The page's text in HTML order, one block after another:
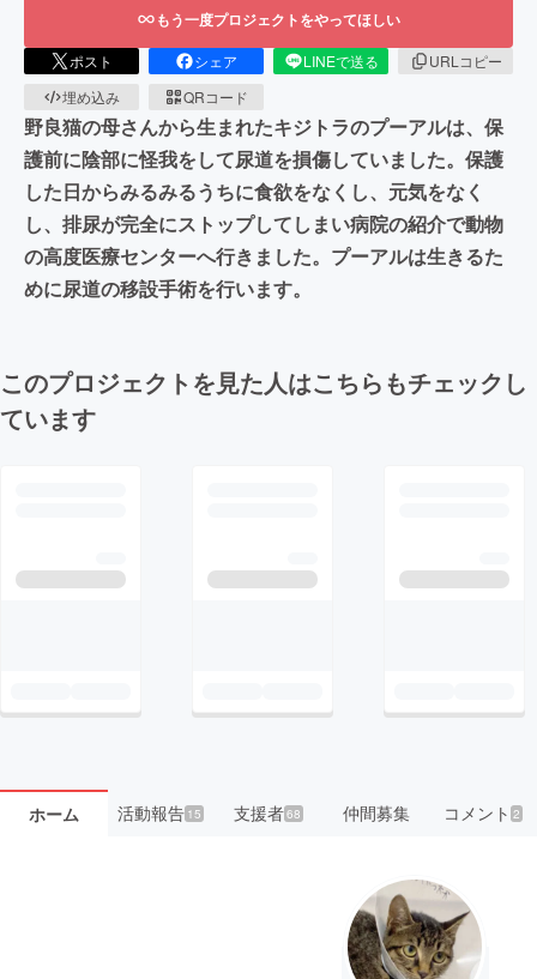
もう一度プロジェクトをやってほしい
ポスト シェア LINEで送る
URLコピー
埋め込み
QRコード
野良猫の母さんから生まれたキジトラのプーアルは、保
護前に陰部に怪我をして尿道を損傷していました。保護
した日からみるみるうちに食欲をなくし、元気をなく
し、排尿が完全にストップしてしまい病院の紹介で動物
の高度医療センターへ行きました。プーアルは生きるた
めに尿道の移設手術を行います。
このプロジェクトを見た人はこちらもチェックし
ています
ホーム 活動報告15 支援者68 仲間募集 コメント 2